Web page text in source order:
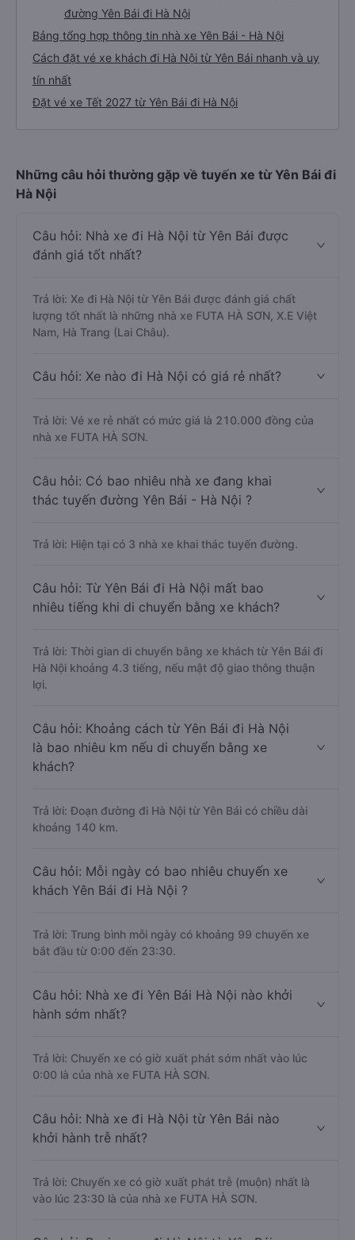
đường Yên Bái đi Hà Nội
Bảng tổng hợp thông tin nhà xe Yên Bái - Hà Nội
Cách đặt vé xe khách đi Hà Nội từ Yên Bái nhanh và uy
tín nhất
Đặt vé xe Tết 2027 từ Yên Bái đi Hà Nội
Những câu hỏi thường gặp về tuyến xe từ Yên Bái đi
Hà Nội
Câu hỏi: Nhà xe đi Hà Nội từ Yên Bái được
đánh giá tốt nhất?
Trả lời: Xe đi Hà Nội từ Yên Bái được đánh giá chất
lượng tốt nhất là những nhà xe FUTA HÀ SƠN, X.E Việt
Nam, Hà Trang (Lai Châu).
Câu hỏi: Xe nào đi Hà Nội có giá rẻ nhất?
Trả lời: Vé xe rẻ nhất có mức giá là 210.000 đồng của
nhà xe FUTA HÀ SƠN.
Câu hỏi: Có bao nhiêu nhà xe đang khai
thác tuyến đường Yên Bái - Hà Nội ?
Trả lời: Hiện tại có 3 nhà xe khai thác tuyến đường.
Câu hỏi: Từ Yên Bái đi Hà Nội mất bao
nhiêu tiếng khi di chuyển bằng xe khách?
Trả lời: Thời gian di chuyển bằng xe khách từ Yên Bái đi
Hà Nội khoảng 4.3 tiếng, nếu mật độ giao thông thuận
lợi.
Câu hỏi: Khoảng cách từ Yên Bái đi Hà Nội
là bao nhiêu km nếu di chuyển bằng xe
khách?
Trả lời: Đoạn đường đi Hà Nội từ Yên Bái có chiều dài
khoảng 140 km.
Câu hỏi: Mỗi ngày có bao nhiêu chuyến xe
khách Yên Bái đi Hà Nội ?
Trả lời: Trung bình mỗi ngày có khoảng 99 chuyến xe
bắt đầu từ 0:00 đến 23:30.
Câu hỏi: Nhà xe đi Yên Bái Hà Nội nào khởi
hành sớm nhất?
Trả lời: Chuyến xe có giờ xuất phát sớm nhất vào lúc
0:00 là của nhà xe FUTA HÀ SƠN.
Câu hỏi: Nhà xe đi Hà Nội từ Yên Bái nào
khởi hành trễ nhất?
Trả lời: Chuyến xe có giờ xuất phát trễ (muộn) nhất là
vào lúc 23:30 là của nhà xe FUTA HÀ SƠN.